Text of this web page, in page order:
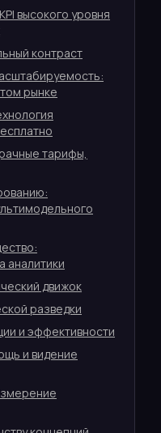
высокого уровня
контраст
рынке
тарифы,
аналитики
движок
разведки
и эффективности
и видение